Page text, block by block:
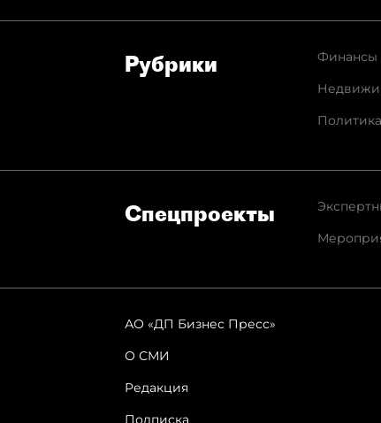
Рубрики
Финансы
Политика
Спец­проекты
АО «ДП Бизнес Пресс»
О СМИ
Редакция
Подписка